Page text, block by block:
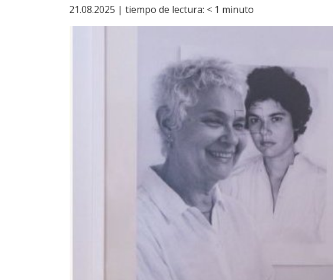
21.08.2025 | tiempo de lectura: < 1 minuto